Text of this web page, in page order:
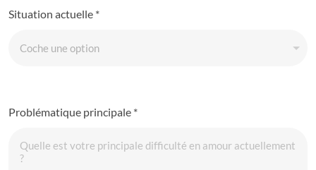
Situation actuelle *
Problématique principale *